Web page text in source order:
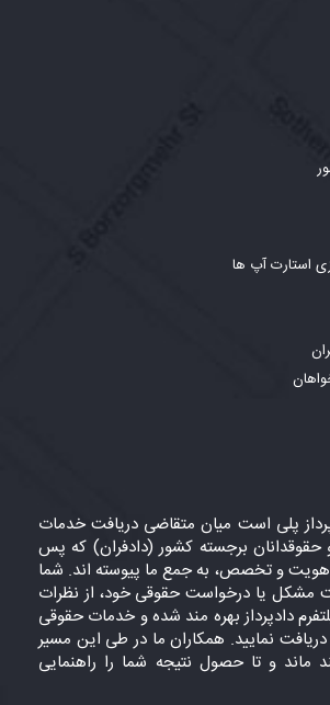
استارت آپ ها
پلی است میان متقاضی دریافت خدمات
حقوقدانان برجسته کشور (دادفران) که پس
هویت و تخصص، به جمع ما پیوسته اند. شما
مشکل یا درخواست حقوقی خود، از نظرات
دادپرداز بهره مند شده و خدمات حقوقی
دریافت نمایید. همکاران ما در طی این مسیر
ماند و تا حصول نتیجه شما را راهنمایی